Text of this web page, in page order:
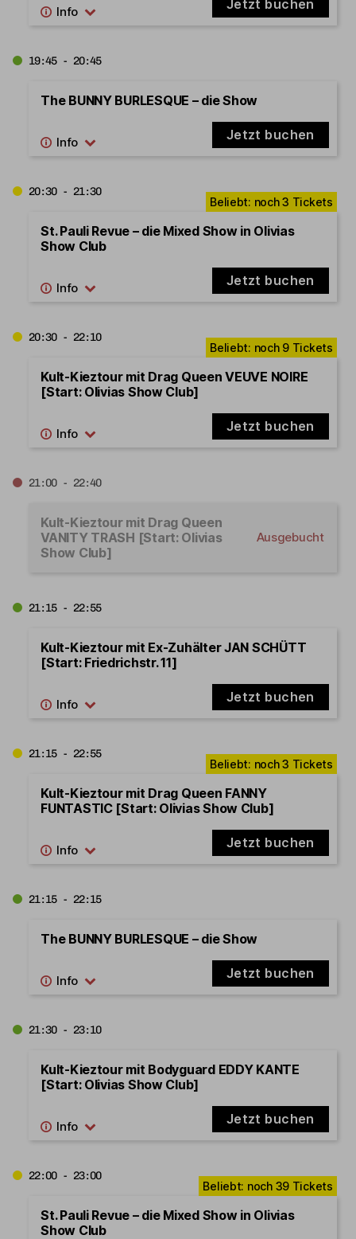
Jetzt buchen
19:45 - 20:45
The BUNNY BURLESQUE – die Show
Jetzt buchen
20:30 - 21:30
St. Pauli Revue – die Mixed Show in Olivias
Show Club
Jetzt buchen
20:30 - 22:10
Kult-Kieztour mit Drag Queen VEUVE NOIRE
[Start: Olivias Show Club]
Jetzt buchen
21:00 - 22:40
Kult-Kieztour mit Drag Queen
VANITY TRASH [Start: Olivias
Show Club]
Ausgebucht
21:15 - 22:55
Kult-Kieztour mit Ex-Zuhälter JAN SCHÜTT
[Start: Friedrichstr. 11]
Jetzt buchen
21:15 - 22:55
Kult-Kieztour mit Drag Queen FANNY
FUNTASTIC [Start: Olivias Show Club]
Jetzt buchen
21:15 - 22:15
The BUNNY BURLESQUE – die Show
Jetzt buchen
21:30 - 23:10
Kult-Kieztour mit Bodyguard EDDY KANTE
[Start: Olivias Show Club]
Jetzt buchen
22:00 - 23:00
St. Pauli Revue – die Mixed Show in Olivias
Show Club